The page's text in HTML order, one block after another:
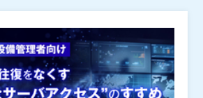
つシンプルな構成が注目を集めてい
ータを残さない高セキュリティを同
実際の自治体での導入事例や構成イ
、令和7年版ガイドラインに準拠し
現できる強固なデジタルワーク環境の
。
システムズ（） アセンテック株式
ソース活用研究所（） マジセミ株式